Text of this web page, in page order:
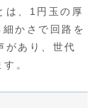
は、1円玉の厚
かさで回路を
があり、世代
。